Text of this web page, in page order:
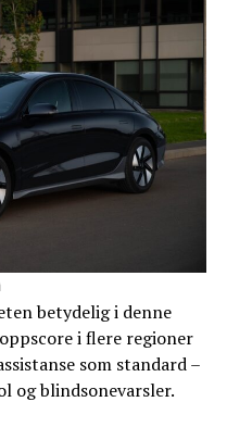
betydelig i denne
i flere regioner
som standard –
og blindsonevarsler.